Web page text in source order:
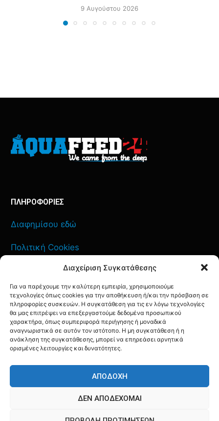
Διαχείριση Συγκατάθεσης
Για να παρέχουμε την καλύτερη εμπειρία, χρησιμοποιούμε
τεχνολογίες όπως cookies για την αποθήκευση ή/και την πρόσβαση σε
πληροφορίες συσκευών. Η συγκατάθεση για τις εν λόγω τεχνολογίες
θα μας επιτρέψει να επεξεργαστούμε δεδομένα προσωπικού
χαρακτήρα, όπως συμπεριφορά περιήγησης ή μοναδικά
αναγνωριστικά σε αυτόν τον ιστότοπο. Η μη συγκατάθεση ή η
ανάκληση της συγκατάθεσης, μπορεί να επηρεάσει αρνητικά
ορισμένες λειτουργίες και δυνατότητες.
ΑΠΟΔΟΧΉ
ΔΕΝ ΑΠΟΔΈΧΟΜΑΙ
9 Αυγούστου 2026
ΠΛΗΡΟΦΟΡΙΕΣ
Διαφημίσου εδώ
Πολιτική Cookies
Πολιτική Απορρήτου
ΕΠΙΚΟΙΝΩΝΙΑ
YOUTUBE